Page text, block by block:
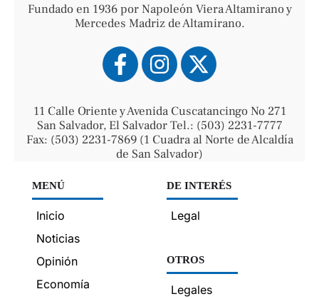
Fundado en 1936 por Napoleón Viera Altamirano y
Mercedes Madriz de Altamirano.
11 Calle Oriente y Avenida Cuscatancingo No 271
San Salvador, El Salvador Tel.: (503) 2231-7777
Fax: (503) 2231-7869 (1 Cuadra al Norte de Alcaldía
de San Salvador)
MENÚ
Inicio
Noticias
Opinión
Economía
DE INTERÉS
Legal
OTROS
Legales